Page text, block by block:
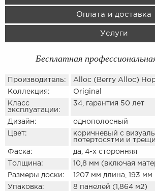
Оплата и доставка
Услуги
Бесплатная
Производитель:
Alloc (Berry Alloc)
Коллекция:
Original
Класс
эксплуатации:
34, гарантия 50 лет
Дизайн:
однополосный
Цвет:
коричневый с
потертосятми и
Фаска:
да, 4-х сторонняя
Толщина:
10,8 мм (включая
Размеры доски:
1207 мм длина, 193
Упаковка:
8 панелей (1,864 м2)